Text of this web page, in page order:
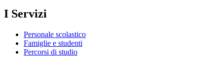
I Servizi
Personale scolastico
Famiglie e studenti
Percorsi di studio